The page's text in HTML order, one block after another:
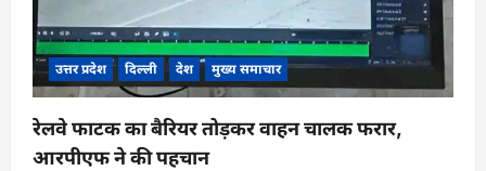
उत्तर प्रदेश दिल्ली देश मुख्य समाचार
रेलवे फाटक का बैरियर तोड़कर वाहन चालक फरार,
आरपीएफ ने की पहचान